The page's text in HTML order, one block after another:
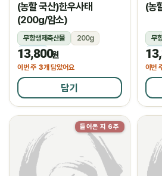
(농할 국산)한우사태
(200g/암소)
무항생제축산물
200g
냉장
13,800원
이번 주 3개 담았어요
담기
(농
무
이번
들어온 지 6주